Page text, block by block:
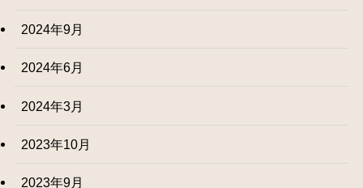
2024年9月
2024年6月
2024年3月
2023年10月
2023年9月